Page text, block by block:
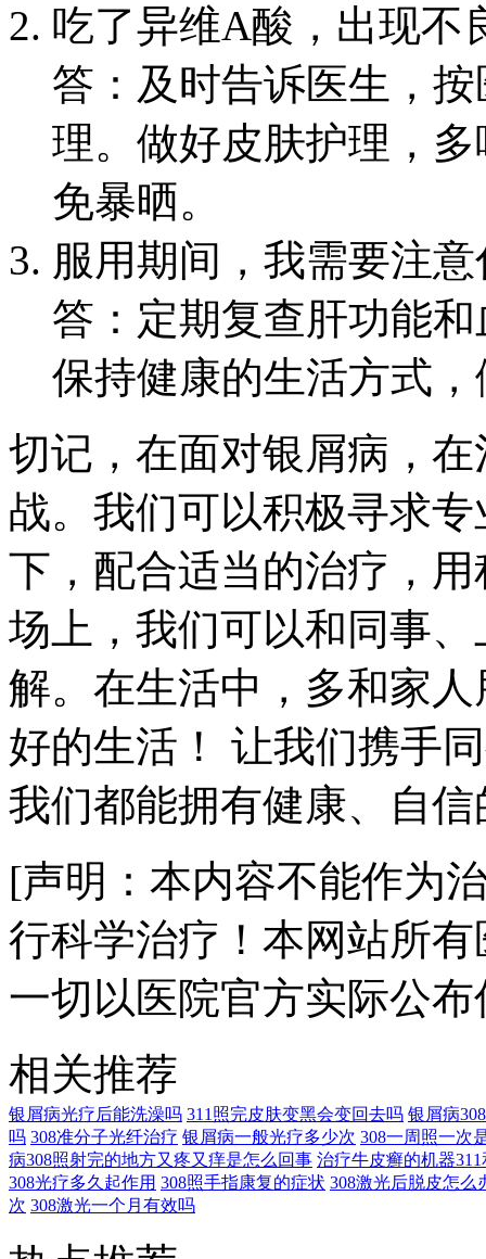
吃了异维A酸，出现不
答：及时告诉医生，
理。做好皮肤护理，
免暴晒。
服用期间，我需要注
答：定期复查肝功能
保持健康的生活方式
切记，在面对银屑病，
战。我们可以积极寻求
下，配合适当的治疗，
场上，我们可以和同事
解。在生活中，多和家
好的生活！ 让我们携手
我们都能拥有健康、自
[声明：本内容不能作为
行科学治疗！本网站所
一切以医院官方实际公
相关推荐
银屑病光疗后能洗澡吗 311照完皮肤变黑会变回去吗 银屑病
吗 308准分子光纤治疗 银屑病一般光疗多少次 308一周照一次
病308照射完的地方又疼又痒是怎么回事 治疗牛皮癣的机器
308光疗多久起作用 308照手指康复的症状 308激光后脱皮怎么
次 308激光一个月有效吗